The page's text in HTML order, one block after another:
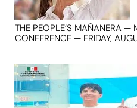
THE PEOPLE’S MAÑANERA —
CONFERENCE — FRIDAY,